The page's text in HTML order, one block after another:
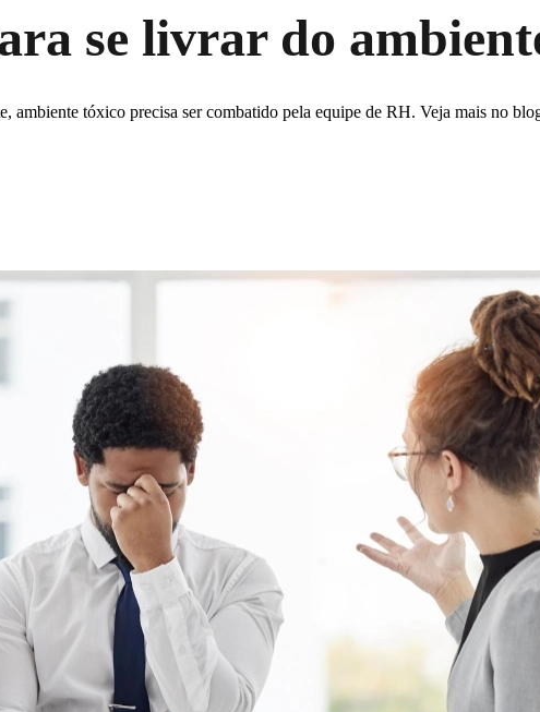
se livrar do
ambiente tóxico precisa ser combatido pela equipe de RH. Veja mais no